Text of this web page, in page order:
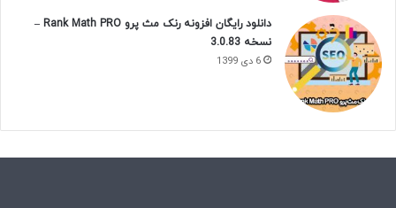
دانلود رایگان افزونه رنک مث پرو Rank Math PRO –
نسخه 3.0.83
6 دی 1399